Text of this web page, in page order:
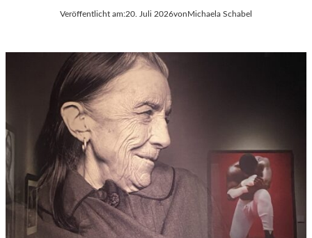
Veröffentlicht am:20. Juli 2026von Michaela Schabel